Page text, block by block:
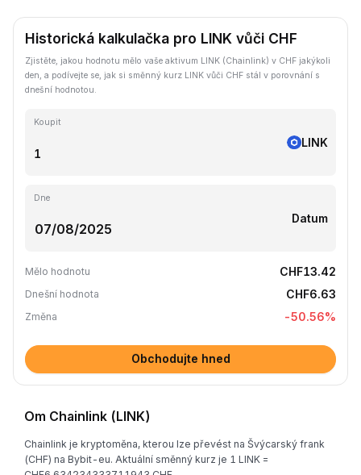
Historická kalkulačka pro LINK vůči CHF
Zjistěte, jakou hodnotu mělo vaše aktivum LINK (Chainlink) v CHF jakýkoli
den, a podívejte se, jak si směnný kurz LINK vůči CHF stál v porovnání s
dnešní hodnotou.
Koupit
LINK
Dne
Datum
Mělo hodnotu CHF13.42
Dnešní hodnota CHF6.63
Změna -50.56%
Obchodujte hned
Om Chainlink (LINK)
Chainlink je kryptoměna, kterou lze převést na Švýcarský frank
(CHF) na Bybit-eu. Aktuální směnný kurz je 1 LINK =